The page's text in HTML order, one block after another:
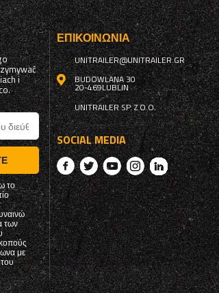
i
το
των
με
ΕΠΙΚΟΙΝΩΝΊΑ
UNITRAILER@UNITRAILER.GR
BUDOWLANA 30
20-469LUBLIN
UNITRAILER SP. Z O.O.
SOCIAL MEDIA